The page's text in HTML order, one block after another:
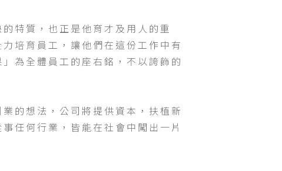
特質，也正是他育才及用人的重
培育員工，讓他們在這份工作中有
為全體員工的座右銘，不以誇飾的
的想法，公司將提供資本，扶植新
任何行業，皆能在社會中闖出一片